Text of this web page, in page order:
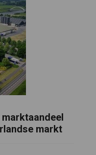
markt